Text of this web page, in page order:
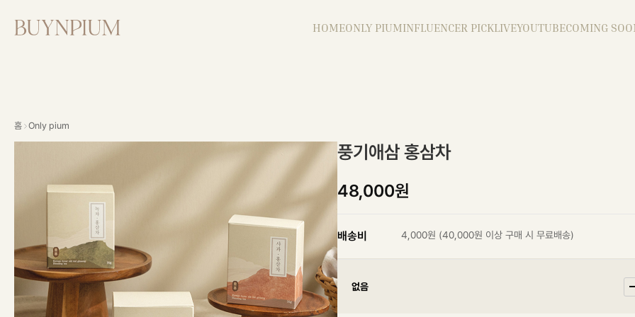
HOMEONLY PIUMINFLUENCER PICKLIVEYOUTUBECOMING
홈 Only pium
풍기애삼 홍삼차
48,000원
배송비 4,000원 (40,000원 이상 구매 시 무료배송)
없음